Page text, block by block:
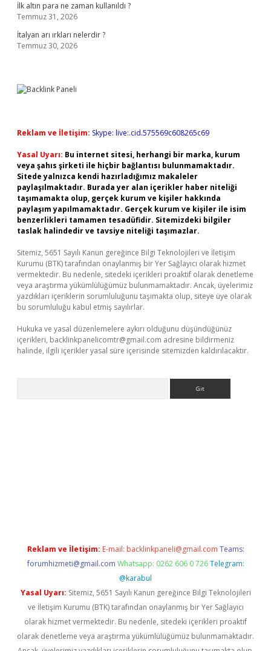
İlk altın para ne zaman kullanıldı ?
Temmuz 31, 2026
İtalyan arı ırkları nelerdir ?
Temmuz 30, 2026
Reklam ve İletişim: Skype: live:.cid.575569c608265c69
Yasal Uyarı: Bu internet sitesi, herhangi bir marka, kurum
veya şahıs şirketi ile hiçbir bağlantısı bulunmamaktadır.
Sitede yalnızca kendi hazırladığımız makaleler
paylaşılmaktadır. Burada yer alan içerikler haber niteliği
taşımamakta olup, gerçek kurum ve kişiler hakkında
paylaşım yapılmamaktadır. Gerçek kurum ve kişiler ile isim
benzerlikleri tamamen tesadüfidir. Sitemizdeki bilgiler
taslak halindedir ve tavsiye niteliği taşımazlar.
Sitemiz, 5651 Sayılı Kanun gereğince Bilgi Teknolojileri ve İletişim
Kurumu (BTK) tarafından onaylanmış bir Yer Sağlayıcı olarak hizmet
vermektedir. Bu nedenle, sitedeki içerikleri proaktif olarak denetleme
veya araştırma yükümlülüğümüz bulunmamaktadır. Ancak, üyelerimiz
yazdıkları içeriklerin sorumluluğunu taşımakta olup, siteye üye olarak
bu sorumluluğu kabul etmiş sayılırlar.
Hukuka ve yasal düzenlemelere aykırı olduğunu düşündüğünüz
içerikleri, backlinkpanelicomtr@gmail.com adresine bildirmeniz
halinde, ilgili içerikler yasal süre içerisinde sitemizden kaldırılacaktır.
Reklam ve İletişim: E-mail: backlinkpaneli@gmail.com Teams:
forumhizmeti@gmail.com Whatsapp: 0262 606 0 726 Telegram:
@karabul
Yasal Uyarı: Sitemiz, 5651 Sayılı Kanun gereğince Bilgi Teknolojileri
ve İletişim Kurumu (BTK) tarafından onaylanmış bir Yer Sağlayıcı
olarak hizmet vermektedir. Bu nedenle, sitedeki içerikleri proaktif
olarak denetleme veya araştırma yükümlülüğümüz bulunmamaktadır.